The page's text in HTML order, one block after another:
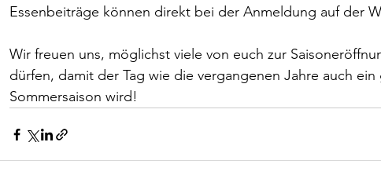
Essenbeiträge können direkt bei der Anmeldung auf der
Wir freuen uns, möglichst viele von euch zur
dürfen, damit der Tag wie die vergangenen Jahre auch
Sommersaison wird!